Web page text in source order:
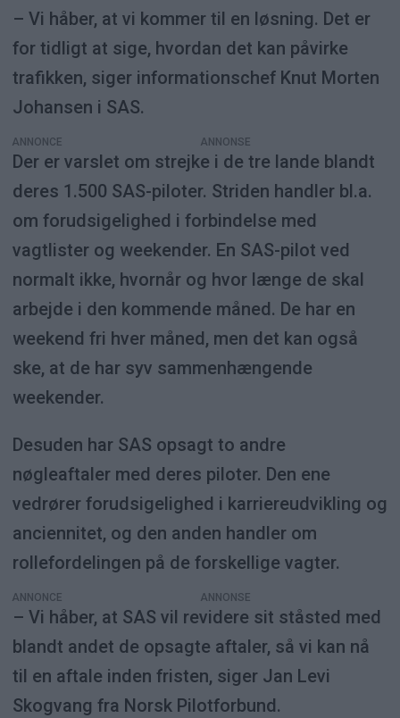
– Vi håber, at vi kommer til en løsning. Det er
for tidligt at sige, hvordan det kan påvirke
trafikken, siger informationschef Knut Morten
Johansen i SAS.
ANNONCE
Der er varslet om strejke i de tre lande blandt
deres 1.500 SAS-piloter. Striden handler bl.a.
om forudsigelighed i forbindelse med
vagtlister og weekender. En SAS-pilot ved
normalt ikke, hvornår og hvor længe de skal
arbejde i den kommende måned. De har en
weekend fri hver måned, men det kan også
ske, at de har syv sammenhængende
weekender.
Desuden har SAS opsagt to andre
nøgleaftaler med deres piloter. Den ene
vedrører forudsigelighed i karriereudvikling og
anciennitet, og den anden handler om
rollefordelingen på de forskellige vagter.
ANNONCE
– Vi håber, at SAS vil revidere sit ståsted med
blandt andet de opsagte aftaler, så vi kan nå
til en aftale inden fristen, siger Jan Levi
Skogvang fra Norsk Pilotforbund.